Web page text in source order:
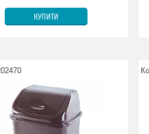
КУПИТИ